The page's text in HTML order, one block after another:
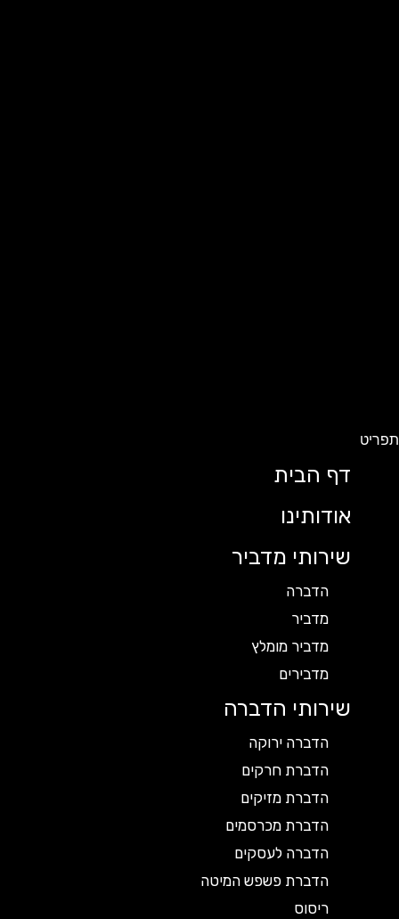
תפריט
דף הבית
אודותינו
שירותי מדביר
הדברה
מדביר
מדביר מומלץ
מדבירים
שירותי הדברה
הדברה ירוקה
הדברת חרקים
הדברת מזיקים
הדברת מכרסמים
הדברה לעסקים
הדברת פשפש המיטה
ריסוס